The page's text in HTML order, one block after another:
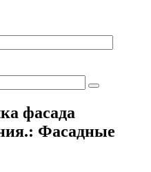
фасада
Фасадные